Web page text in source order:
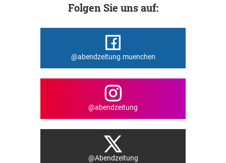
Folgen Sie uns auf:
@abendzeitung.muenchen
@abendzeitung
@Abendzeitung